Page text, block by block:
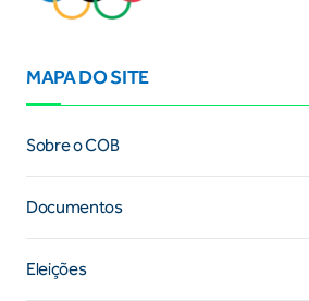
MAPA DO SITE
Sobre o COB
Documentos
Eleições